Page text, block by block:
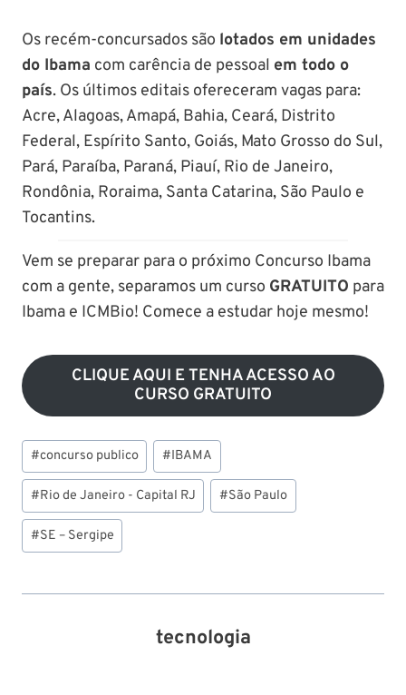
Os recém-concursados são lotados em unidades
do Ibama com carência de pessoal em todo o
país. Os últimos editais ofereceram vagas para:
Acre, Alagoas, Amapá, Bahia, Ceará, Distrito
Federal, Espírito Santo, Goiás, Mato Grosso do Sul,
Pará, Paraíba, Paraná, Piauí, Rio de Janeiro,
Rondônia, Roraima, Santa Catarina, São Paulo e
Tocantins.
Vem se preparar para o próximo Concurso Ibama
com a gente, separamos um curso GRATUITO para
Ibama e ICMBio! Comece a estudar hoje mesmo!
CLIQUE AQUI E TENHA ACESSO AO
CURSO GRATUITO
Tags
do
Post:
#concurso publico #IBAMA
#Rio de Janeiro - Capital RJ #São Paulo
#SE – Sergipe
tecnologia